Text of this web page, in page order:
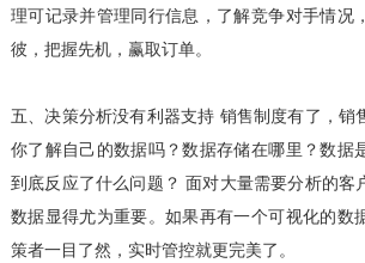
理可记录并管理同行信息，了解竞争对手情况
彼，把握先机，赢取订单。
五、决策分析没有利器支持 销售制度有了，销
你了解自己的数据吗？数据存储在哪里？数据
到底反应了什么问题？ 面对大量需要分析的客
数据显得尤为重要。如果再有一个可视化的数
策者一目了然，实时管控就更完美了。